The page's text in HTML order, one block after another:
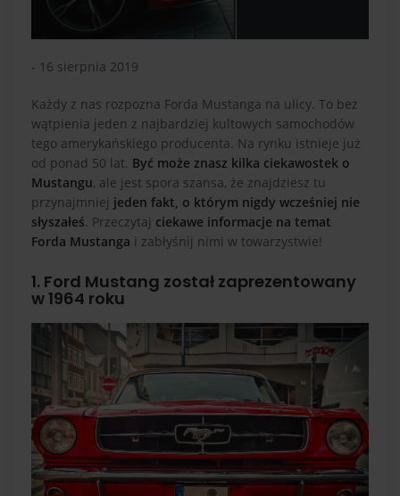
- 16 sierpnia 2019
Każdy z nas rozpozna Forda Mustanga na ulicy. To bez
wątpienia jeden z najbardziej kultowych samochodów
tego amerykańskiego producenta. Na rynku istnieje już
od ponad 50 lat. Być może znasz kilka ciekawostek o
Mustangu, ale jest spora szansa, że znajdziesz tu
przynajmniej jeden fakt, o którym nigdy wcześniej nie
słyszałeś. Przeczytaj ciekawe informacje na temat
Forda Mustanga i zabłyśnij nimi w towarzystwie!
1. Ford Mustang został zaprezentowany
w 1964 roku